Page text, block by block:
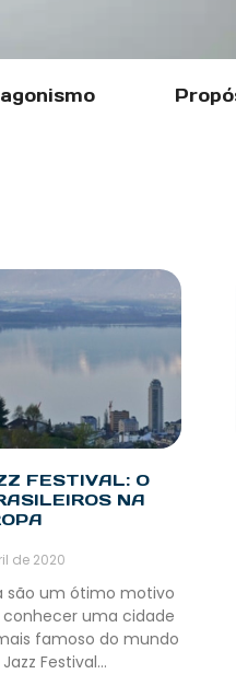
FESTIVAL: O
NA
de 2020
são um ótimo motivo
conhecer uma cidade
famoso do mundo
Festival…